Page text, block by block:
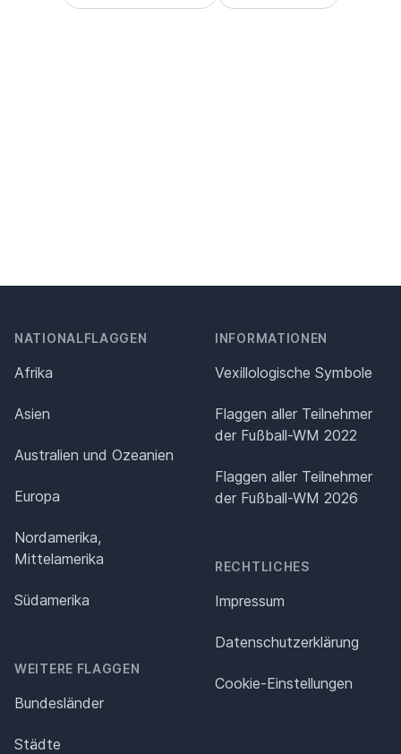
NATIONALFLAGGEN
Afrika
Asien
Australien und Ozeanien
Europa
Nordamerika,
Mittelamerika
Südamerika
WEITERE FLAGGEN
Bundesländer
Städte
INFORMATIONEN
Vexillologische Symbole
Flaggen aller Teilnehmer
der Fußball-WM 2022
Flaggen aller Teilnehmer
der Fußball-WM 2026
RECHTLICHES
Impressum
Datenschutz­erklärung
Cookie-Einstellungen